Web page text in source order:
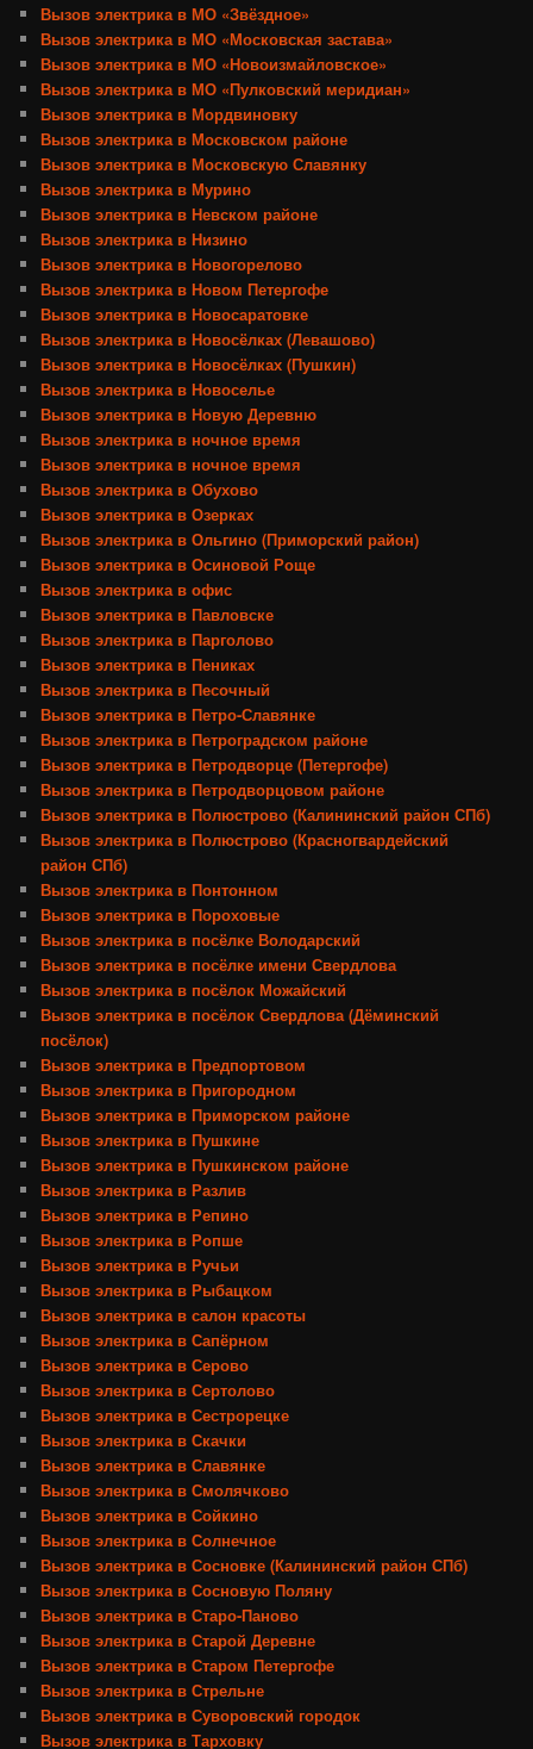
Вызов электрика в МО «Звёздное»
Вызов электрика в МО «Московская застава»
Вызов электрика в МО «Новоизмайловское»
Вызов электрика в МО «Пулковский меридиан»
Вызов электрика в Мордвиновку
Вызов электрика в Московском районе
Вызов электрика в Московскую Славянку
Вызов электрика в Мурино
Вызов электрика в Невском районе
Вызов электрика в Низино
Вызов электрика в Новогорелово
Вызов электрика в Новом Петергофе
Вызов электрика в Новосаратовке
Вызов электрика в Новосёлках (Левашово)
Вызов электрика в Новосёлках (Пушкин)
Вызов электрика в Новоселье
Вызов электрика в Новую Деревню
Вызов электрика в ночное время
Вызов электрика в ночное время
Вызов электрика в Обухово
Вызов электрика в Озерках
Вызов электрика в Ольгино (Приморский район)
Вызов электрика в Осиновой Роще
Вызов электрика в офис
Вызов электрика в Павловске
Вызов электрика в Парголово
Вызов электрика в Пениках
Вызов электрика в Песочный
Вызов электрика в Петро-Славянке
Вызов электрика в Петроградском районе
Вызов электрика в Петродворце (Петергофе)
Вызов электрика в Петродворцовом районе
Вызов электрика в Полюстрово (Калининский район СПб)
Вызов электрика в Полюстрово (Красногвардейский
район СПб)
Вызов электрика в Понтонном
Вызов электрика в Пороховые
Вызов электрика в посёлке Володарский
Вызов электрика в посёлке имени Свердлова
Вызов электрика в посёлок Можайский
Вызов электрика в посёлок Свердлова (Дёминский
посёлок)
Вызов электрика в Предпортовом
Вызов электрика в Пригородном
Вызов электрика в Приморском районе
Вызов электрика в Пушкине
Вызов электрика в Пушкинском районе
Вызов электрика в Разлив
Вызов электрика в Репино
Вызов электрика в Ропше
Вызов электрика в Ручьи
Вызов электрика в Рыбацком
Вызов электрика в салон красоты
Вызов электрика в Сапёрном
Вызов электрика в Серово
Вызов электрика в Сертолово
Вызов электрика в Сестрорецке
Вызов электрика в Скачки
Вызов электрика в Славянке
Вызов электрика в Смолячково
Вызов электрика в Сойкино
Вызов электрика в Солнечное
Вызов электрика в Сосновке (Калининский район СПб)
Вызов электрика в Сосновую Поляну
Вызов электрика в Старо-Паново
Вызов электрика в Старой Деревне
Вызов электрика в Старом Петергофе
Вызов электрика в Стрельне
Вызов электрика в Суворовский городок
Вызов электрика в Тарховку